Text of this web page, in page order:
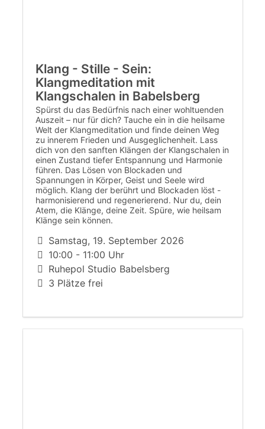
Klang - Stille - Sein:
Klangmeditation mit
Klangschalen in Babelsberg
Spürst du das Bedürfnis nach einer wohltuenden
Auszeit – nur für dich? Tauche ein in die heilsame
Welt der Klangmeditation und finde deinen Weg
zu innerem Frieden und Ausgeglichenheit. Lass
dich von den sanften Klängen der Klangschalen in
einen Zustand tiefer Entspannung und Harmonie
führen. Das Lösen von Blockaden und
Spannungen in Körper, Geist und Seele wird
möglich. Klang der berührt und Blockaden löst -
harmonisierend und regenerierend. Nur du, dein
Atem, die Klänge, deine Zeit. Spüre, wie heilsam
Klänge sein können.
Samstag, 19. September 2026
10:00 - 11:00 Uhr
Ruhepol Studio Babelsberg
3 Plätze frei